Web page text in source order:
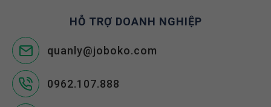
HỖ TRỢ DOANH NGHIỆP
quanly@joboko.com
0962.107.888